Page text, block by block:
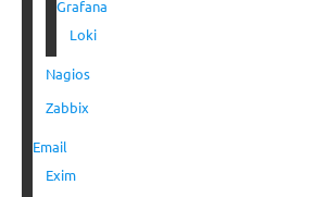
Grafana
Loki
Nagios
Zabbix
Email
Exim